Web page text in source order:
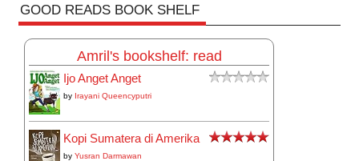
GOOD READS BOOK SHELF
Amril's bookshelf: read
Ijo Anget Anget
by Irayani Queencyputri
Kopi Sumatera di Amerika
byYusran Darmawan